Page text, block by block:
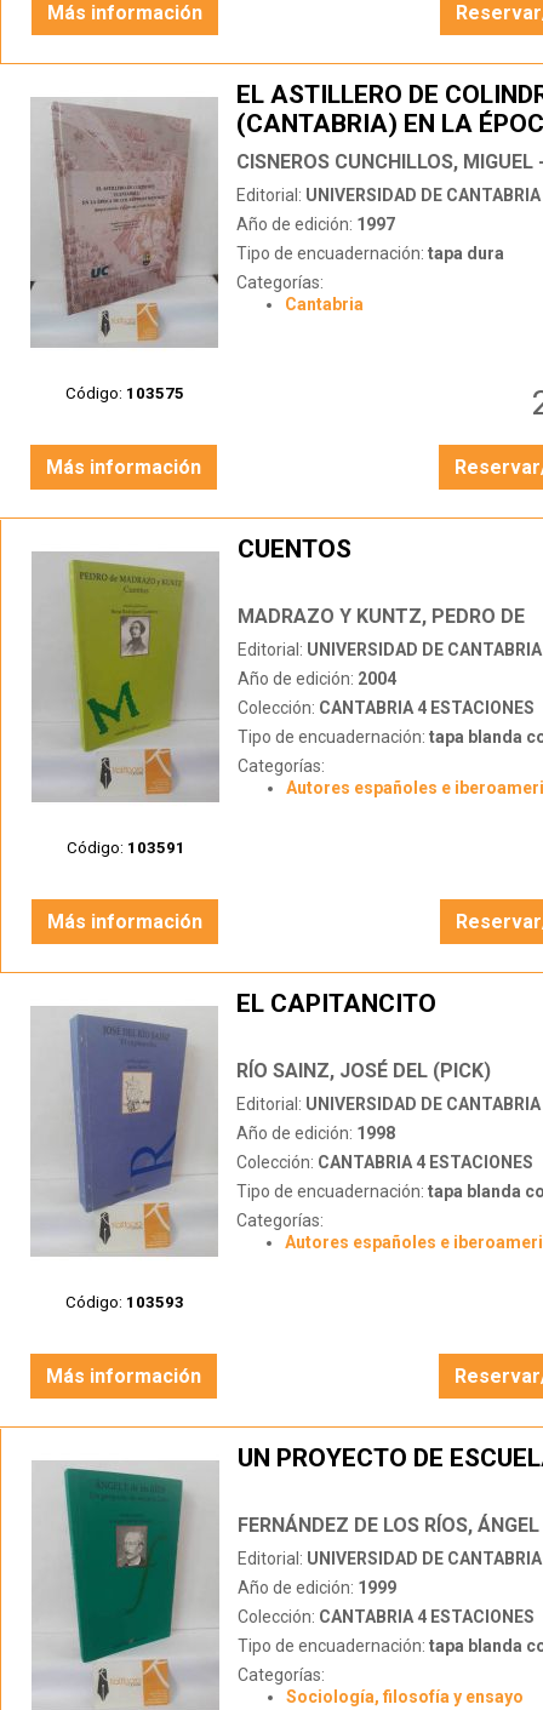
Más información
Código: 103575
EL ASTILLERO DE
(CANTABRIA) EN LA
AUSTRIAS MENORES.
ARQUEOLOGÍA Y
NAVAL
Editorial: UNIVERSIDAD DE CANTABRIA
Año de edición: 1997
Tipo de encuadernación: tapa dura
Categorías:
Cantabria
Más información
Código: 103591
CUENTOS
MADRAZO Y KUNTZ, PEDRO DE
Editorial: UNIVERSIDAD DE CANTABRIA
Año de edición: 2004
Colección: CANTABRIA 4 ESTACIONES
Tipo de encuadernación: tapa blanda
Categorías:
Autores españoles e
Más información
Código: 103593
EL CAPITANCITO
RÍO SAINZ, JOSÉ DEL (PICK)
Editorial: UNIVERSIDAD DE CANTABRIA
Año de edición: 1998
Colección: CANTABRIA 4 ESTACIONES
Tipo de encuadernación: tapa blanda
Categorías:
Autores españoles e
Más información
UN PROYECTO DE
FERNÁNDEZ DE LOS RÍOS, ÁNGEL
Editorial: UNIVERSIDAD DE CANTABRIA
Año de edición: 1999
Colección: CANTABRIA 4 ESTACIONES
Tipo de encuadernación: tapa blanda
Categorías:
Sociología, filosofía y ensayo